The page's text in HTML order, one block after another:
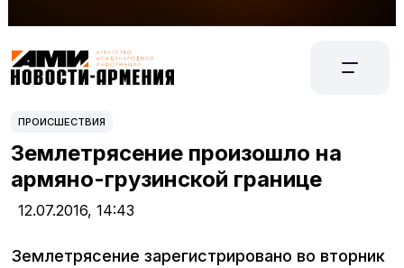
ПРОИСШЕСТВИЯ
Землетрясение произошло на
армяно-грузинской границе
12.07.2016, 14:43
Землетрясение зарегистрировано во вторник